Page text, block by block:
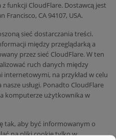
funkcji CloudFlare. Dostawcą jest
Francisco, CA 94107, USA.
sieć dostarczania treści.
między przeglądarką a
przez sieć CloudFlare. W ten
ruch danych między
na przykład w celu
usługi. Ponadto CloudFlare
komputerze użytkownika w
tak, aby być informowanym o
na pliki cookie tylko w